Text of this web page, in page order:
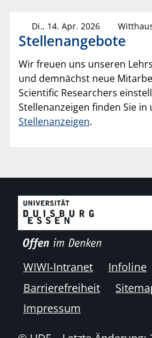
Di., 14. Apr. 2026
Stellenangebote
Wir freuen uns unseren
und demnächst neue
Scientific Researchers
Stellenanzeigen finden Sie in
Stellenanzeigen.
WIWI-Intranet Infoline
Barrierefreiheit
Impressum